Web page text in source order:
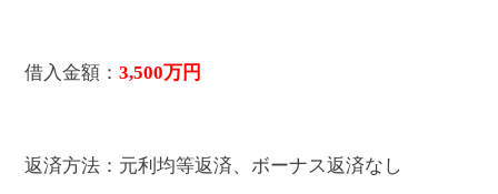
借入金額：3,500万円
返済方法：元利均等返済、ボーナス返済なし